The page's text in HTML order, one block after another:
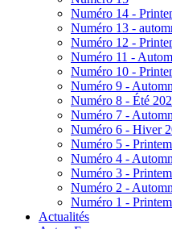
Numéro 14 -
Numéro 13 -
Numéro 12 -
Numéro 11 -
Numéro 10 -
Numéro 9 -
Numéro 8 - Été
Numéro 7 -
Numéro 6 - Hiver
Numéro 5 -
Numéro 4 -
Numéro 3 -
Numéro 2 -
Numéro 1 -
Actualités